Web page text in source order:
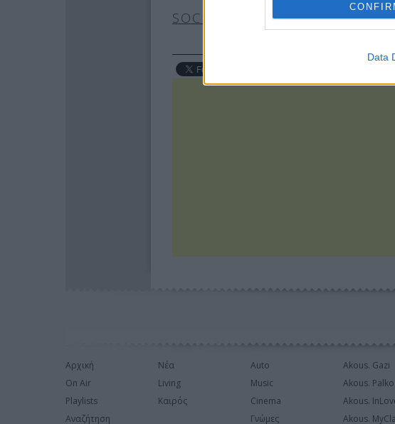
Data
SOCIAL
Αρχική
On Air
Playlists
Αναζήτηση
Νέα
Living
Καιρός
Auto
Music
Cinema
Γνώμες
Akous. Gazi
Akous. Palko
Akous.
Akous.